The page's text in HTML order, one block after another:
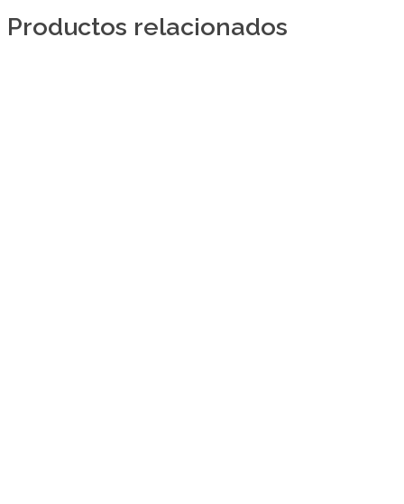
Productos relacionados